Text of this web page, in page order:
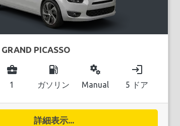
PICASSO
business_center
1
local_gas_station
ガソリン
miscellaneous_services
Manual
login
5 ドア
詳細表示...